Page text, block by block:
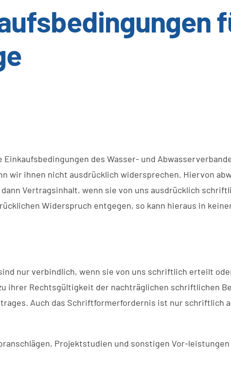
des Wasser- und
wir ihnen nicht ausdrücklich widersprechen. Hiervon
Vertragsinhalt, wenn sie von uns ausdrücklich
Widerspruch entgegen, so kann hieraus in
nur verbindlich, wenn sie von uns schriftlich erteilt
ihrer Rechtsgültigkeit der nachträglichen schriftlichen
Auch das Schriftformerfordernis ist nur schriftlich
Projektstudien und sonstigen Vor-